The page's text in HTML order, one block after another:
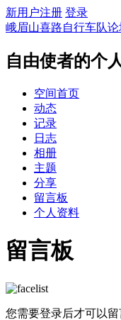
新用户注册 登录
峨眉山喜路自行车队论
自由使者的个
空间首页
动态
记录
日志
相册
主题
分享
留言板
个人资料
留言板
您需要登录后才可以留